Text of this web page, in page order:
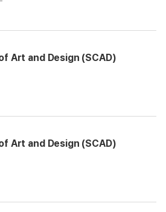
Art and Design (SCAD)
Art and Design (SCAD)